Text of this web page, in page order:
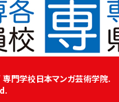
門学校日本マンガ芸術学院.